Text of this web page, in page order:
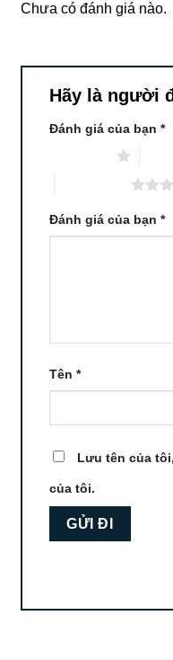
Chưa có đánh giá nào.
Hãy là người
Đánh giá của bạn *
Đánh giá của bạn *
Tên *
Lưu tên của
của tôi.